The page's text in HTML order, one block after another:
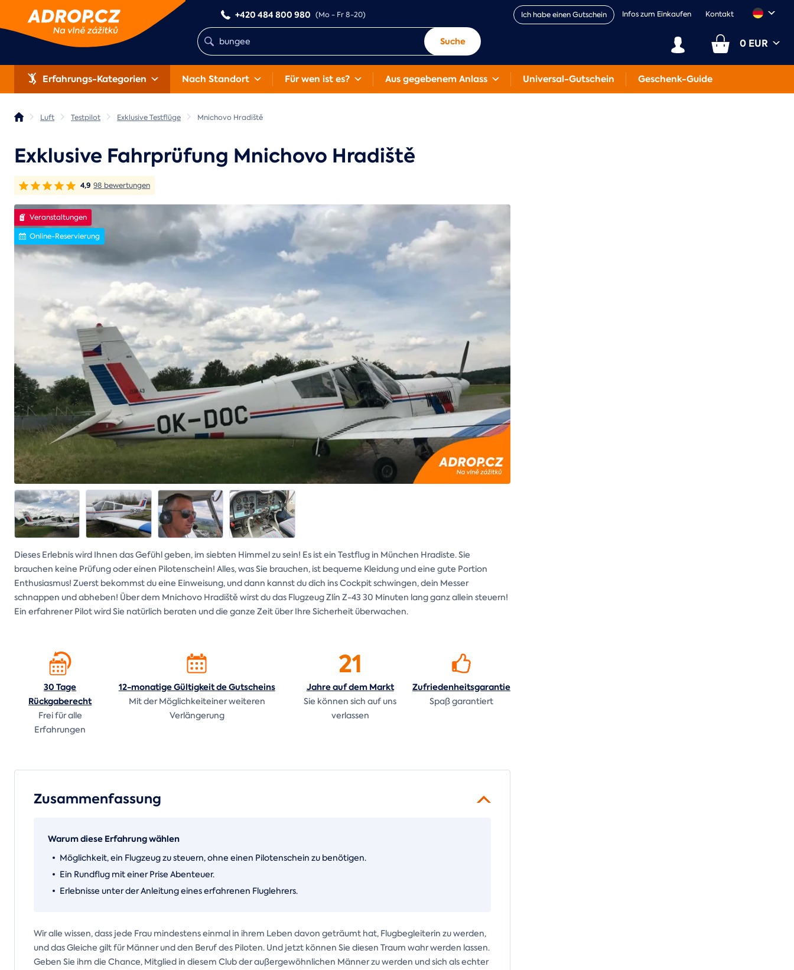
+420 484 800 980 (Mo - Fr 8-20) Ich habe einen Gutschein Infos zum Einkaufen Kontakt
Suche 0 EUR
Erfahrungs-Kategorien Nach Standort Für wen ist es? Aus gegebenem Anlass Universal-Gutschein Geschenk-Guide
Luft Testpilot Exklusive Testflüge Mnichovo Hradiště
Exklusive Fahrprüfung Mnichovo Hradiště
4,9 98 bewertungen
Veranstaltungen
Online-Reservierung
Dieses Erlebnis wird Ihnen das Gefühl geben, im siebten Himmel zu sein! Es ist ein Testflug in München Hradiste. Sie
brauchen keine Prüfung oder einen Pilotenschein! Alles, was Sie brauchen, ist bequeme Kleidung und eine gute Portion
Enthusiasmus! Zuerst bekommst du eine Einweisung, und dann kannst du dich ins Cockpit schwingen, dein Messer
schnappen und abheben! Über dem Mnichovo Hradiště wirst du das Flugzeug Zlín Z-43 30 Minuten lang ganz allein steuern!
Ein erfahrener Pilot wird Sie natürlich beraten und die ganze Zeit über Ihre Sicherheit überwachen.
30 Tage
Rückgaberecht
Frei für alle
Erfahrungen
12-monatige Gültigkeit deGutscheins
Mit der Möglichkeiteiner weiteren
Verlängerung
21
Jahre auf dem Markt
Sie können sich auf uns
verlassen
Zufriedenheitsgarantie
Spaß garantiert
Zusammenfassung
Warum diese Erfahrung wählen
Möglichkeit, ein Flugzeug zu steuern, ohne einen Pilotenschein zu benötigen.
Ein Rundflug mit einer Prise Abenteuer.
Erlebnisse unter der Anleitung eines erfahrenen Fluglehrers.
Wir alle wissen, dass jede Frau mindestens einmal in ihrem Leben davon geträumt hat, Flugbegleiterin zu werden,
und das Gleiche gilt für Männer und den Beruf des Piloten. Und jetzt können Sie diesen Traum wahr werden lassen.
Geben Sie ihm die Chance, Mitglied in diesem Club der außergewöhnlichen Männer zu werden und sich als echter